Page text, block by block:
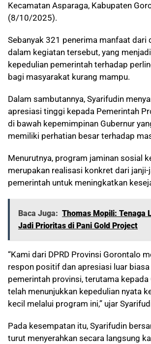
Kecamatan Asparaga, Kabupaten
(8/10/2025).
Sebanyak 321 penerima manfaat dari
dalam kegiatan tersebut, yang
kepedulian pemerintah terhadap
bagi masyarakat kurang mampu.
Dalam sambutannya, Syarifudin
apresiasi tinggi kepada Pemerintah
di bawah kepemimpinan Gubernur
memiliki perhatian besar terhadap
Menurutnya, program jaminan sosial
merupakan realisasi konkret dari
pemerintah untuk meningkatkan
Baca Juga: Thomas Mopili: Tenaga
Jadi Prioritas di Pani Gold Project
“Kami dari DPRD Provinsi Gorontalo
respon positif dan apresiasi luar
pemerintah provinsi, terutama kepada
telah menunjukkan kepedulian nyata
kecil melalui program ini,” ujar
Pada kesempatan itu, Syarifudin
turut menyerahkan secara langsung